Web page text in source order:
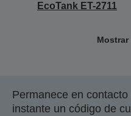
EcoTank ET-2711
Mostrar
Permanece en
instante un código de